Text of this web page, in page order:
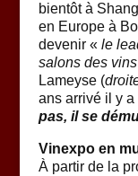
bientôt à
en Europe à
devenir « le
salons des
Lameyse (
ans arrivé il y a
pas, il se
Vinexpo en
À partir de la